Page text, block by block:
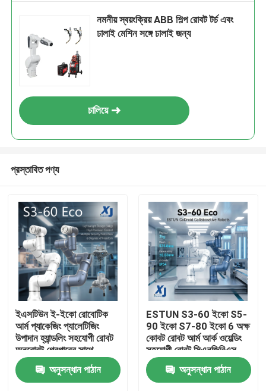
নমনীয় স্বয়ংক্রিয় ABB শিল্প রোবট টর্চ এবং
ঢালাই মেশিন সঙ্গে ঢালাই জন্য
চালিয়ে
প্রস্তাবিত পণ্য
ইএসটিউন ই-ইকো রোবোটিক
আর্ম প্যাকেজিং প্যালেটিজিং
উপাদান হ্যান্ডলিং সহযোগী রোবট
অনরোবট গ্রেপারের সাথে
অনুসন্ধান পাঠান
ESTUN S3-60 ইকো S5-
90 ইকো S7-80 ইকো 6 অক্ষ
কোবট রোবট আর্ম আর্ক ওয়েল্ডিং
সহযোগী রোবট সিএনজিবিএস
ওয়েল্ডিং পজিশনার
অনুসন্ধান পাঠান